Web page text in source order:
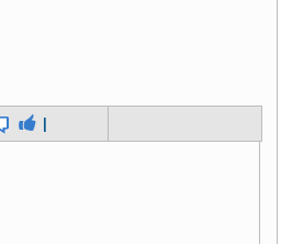
homosexual (Movilh) junto a
Miles, pedían todo lo